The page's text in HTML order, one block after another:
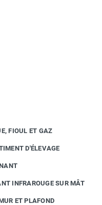
FIOUL ET GAZ
D'ÉLEVAGE
INFRAROUGE SUR MÂT
ET PLAFOND